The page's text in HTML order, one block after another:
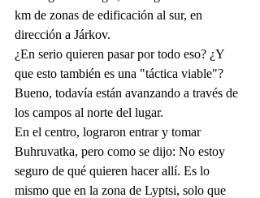
km de zonas de edificación al sur, en
dirección a Járkov.
¿En serio quieren pasar por todo eso? ¿Y
que esto también es una "táctica viable"?
Bueno, todavía están avanzando a través de
los campos al norte del lugar.
En el centro, lograron entrar y tomar
Buhruvatka, pero como se dijo: No estoy
seguro de qué quieren hacer allí. Es lo
mismo que en la zona de Lyptsi, solo que